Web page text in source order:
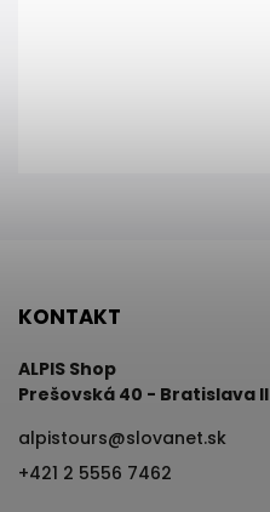
KONTAKT
ALPIS Shop
Prešovská 40 - Bratislava II
alpistours@slovanet.sk
+421 2 5556 7462